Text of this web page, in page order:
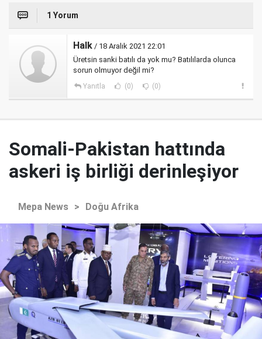
1 Yorum
Halk / 18 Aralık 2021 22:01
Üretsin sanki batılı da yok mu? Batılılarda olunca
sorun olmuyor değil mi?
Yanıtla (0) (0)
Somali-Pakistan hattında
askeri iş birliği derinleşiyor
Mepa News > Doğu Afrika